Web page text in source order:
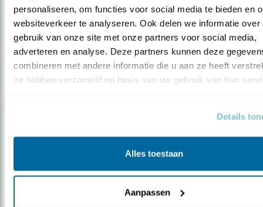
personaliseren, om functies voor social media te bieden en
websiteverkeer te analyseren. Ook delen we informatie over
gebruik van onze site met onze partners voor social media,
adverteren en analyse. Deze partners kunnen deze
combineren met andere informatie die u aan ze heeft
ze hebben verzameld op basis van uw gebruik van hun
Details
Alles toestaan
Aanpassen
Nieuws
Vogelonderzoek vliegveld bij Lissabon